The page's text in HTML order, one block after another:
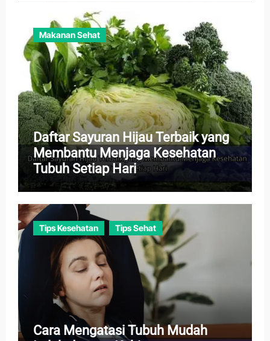
Makanan Sehat
Daftar Sayuran Hijau Terbaik yang
Membantu Menjaga Kesehatan
Tubuh Setiap Hari
Tips Kesehatan Tips Sehat
Cara Mengatasi Tubuh Mudah